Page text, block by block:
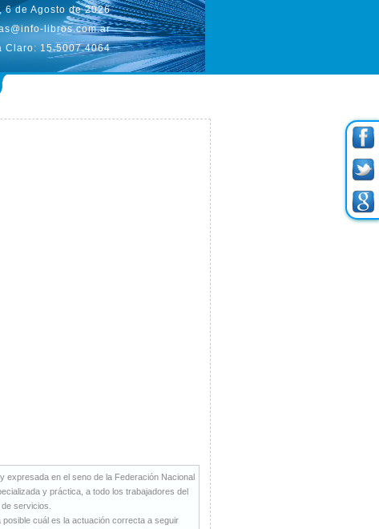
6 de Agosto de 2026
libros.com.ar
Claro: 15.5007.4064
expresada en el seno de la Federación Nacional
y práctica, a todo los trabajadores del
servicios.
cuál es la actuación correcta a seguir